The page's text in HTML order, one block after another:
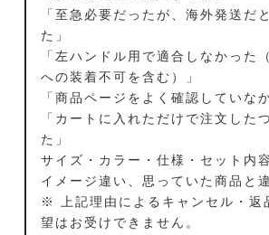
「至急必要だったが、海外発送だ
た」
「左ハンドル用で適合しなかった
への装着不可を含む）」
「商品ページをよく確認していな
「カートに入れただけで注文した
た」
サイズ・カラー・仕様・セット内
イメージ違い、思っていた商品と
※ 上記理由によるキャンセル・返
望はお受けできません。